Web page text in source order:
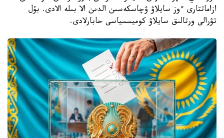
ازاماتتارى ءوز سايلاۋ ۋچاسكەسىن الدىن الا بىلە الادى. بۇل
تۋرالى ورتالىق سايلاۋ كوميسسياسى حابارلادى.